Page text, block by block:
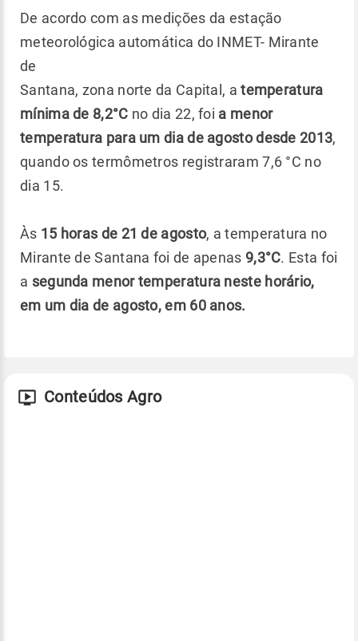
De acordo com as medições da estação
meteorológica automática do INMET- Mirante
de
Santana, zona norte da Capital, a temperatura
mínima de 8,2°C no dia 22, foi a menor
temperatura para um dia de agosto desde 2013,
quando os termômetros registraram 7,6 °C no
dia 15.
Às 15 horas de 21 de agosto, a temperatura no
Mirante de Santana foi de apenas 9,3°C. Esta foi
a segunda menor temperatura neste horário,
em um dia de agosto, em 60 anos.
Conteúdos Agro